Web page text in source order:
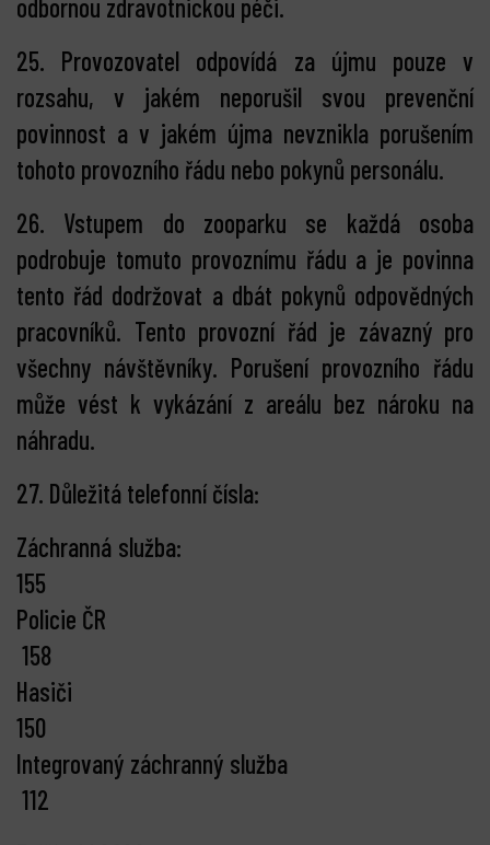
odbornou zdravotnickou péči.
25. Provozovatel odpovídá za újmu pouze v
rozsahu, v jakém neporušil svou prevenční
povinnost a v jakém újma nevznikla porušením
tohoto provozního řádu nebo pokynů personálu.
26. Vstupem do zooparku se každá osoba
podrobuje tomuto provoznímu řádu a je povinna
tento řád dodržovat a dbát pokynů odpovědných
pracovníků. Tento provozní řád je závazný pro
všechny návštěvníky. Porušení provozního řádu
může vést k vykázání z areálu bez nároku na
náhradu.
27. Důležitá telefonní čísla:
Záchranná služba:
155
Policie ČR
158
Hasiči
150
Integrovaný záchranný služba
112